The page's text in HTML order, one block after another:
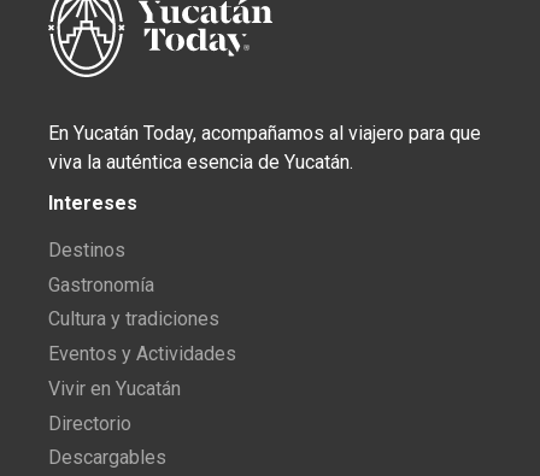
En Yucatán Today, acompañamos al viajero para que
viva la auténtica esencia de Yucatán.
Intereses
Destinos
Gastronomía
Cultura y tradiciones
Eventos y Actividades
Vivir en Yucatán
Directorio
Descargables